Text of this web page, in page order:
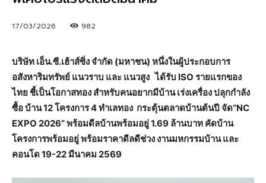
17/03/2026 982
บริษัท เอ็น.ซี.เฮ้าส์ซิ่ง จำกัด (มหาชน) หนึ่งในผู้ประกอบการ
อสังหาริมทรัพย์ แนวราบ และ แนวสูง ได้รับ ISO รายแรกของ
ไทย ชี้เป็นโอกาสทอง สำหรับคนอยากมีบ้าน เร่งเครื่อง ปลุกกำลัง
ซื้อ บ้าน 12 โครงการ 4 ทำเลทอง กระตุ้นตลาดบ้านต้นปี จัด“NC
EXPO 2026” พร้อมดีลบ้านพร้อมอยู่ 1.69 ล้านบาท คัดบ้าน
โครงการพร้อมอยู่ พร้อมราคาดีลดีช่วง งานมหกรรมบ้าน และ
คอนโด 19-22 มีนาคม 2569